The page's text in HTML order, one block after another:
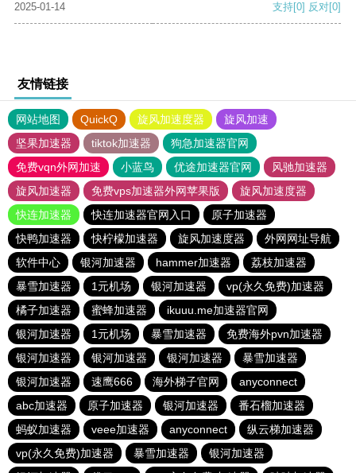
2025-01-14 支持[0] 反对[0]
友情链接
网站地图 QuickQ 旋风加速度器
旋风加速
坚果加速器
tiktok加速器
狗急加速器官网
免费vqn外网加速
小蓝鸟 优途加速器官网
风驰加速器
旋风加速器
免费vps加速器外网苹果版
旋风加速度器
快连加速器
快连加速器官网入口
原子加速器
快鸭加速器
快柠檬加速器 旋风加速度器
外网网址导航
软件中心
银河加速器 hammer加速器
荔枝加速器
暴雪加速器
1元机场 银河加速器
vp(永久免费)加速器
橘子加速器
蜜蜂加速器
ikuuu.me加速器官网
银河加速器
1元机场 暴雪加速器
免费海外pvn加速器
银河加速器
银河加速器 银河加速器
暴雪加速器
银河加速器
速鹰666 海外梯子官网
anyconnect
abc加速器
原子加速器 银河加速器
番石榴加速器
蚂蚁加速器
veee加速器 anyconnect
纵云梯加速器
vp(永久免费)加速器
暴雪加速器
银河加速器